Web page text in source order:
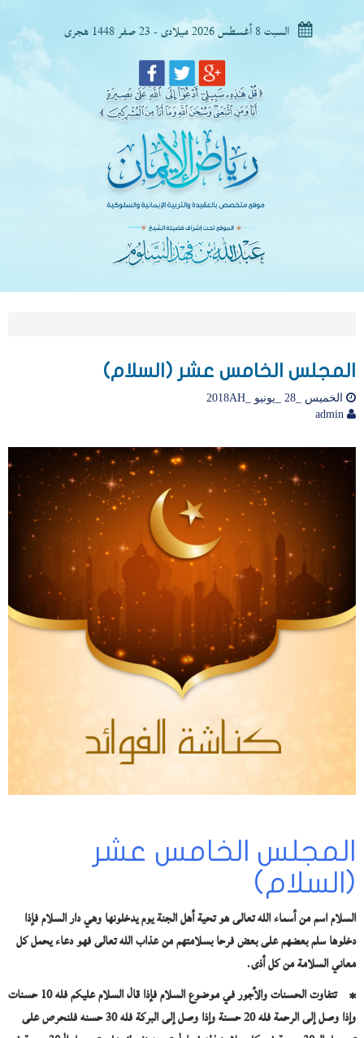
السبت 8 أغسطس 2026 ميلادى - 23 صفر 1448 هجرى
المجلس الخامس عشر (السلام)
الخميس _28 _يونيو _2018AH
المجلس الخامس عشر
(السلام)
السلام اسم من أسماء الله تعالى هو تحية أهل الجنة يوم يدخلونها وهي دار السلام فإذا
دخلوها سلم بعضهم على بعض فرحا بسلامتهم من عذاب الله تعالى فهو دعاء يحمل كل
معاني السلامة من كل أذى.
* تتفاوت الحسنات والأجور في موضوع السلام فإذا قال السلام عليكم فله 10 حسنات
وإذا وصل إلى الرحمة فله 20 حسنة وإذا وصل إلى البركة فله 30 حسنه فلنحرص على